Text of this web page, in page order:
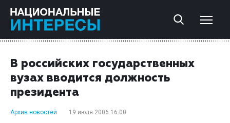
В российских государственных
вузах вводится должность
президента
Архив новостей 19 июля 2006 16:00